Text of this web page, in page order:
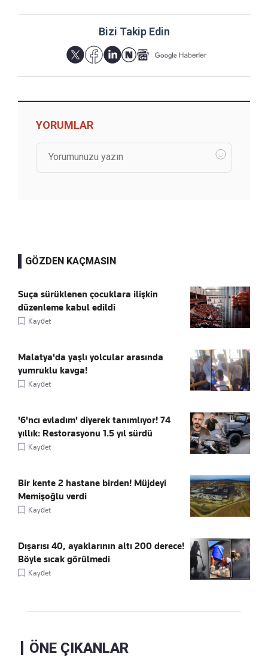
Bizi Takip Edin
YORUMLAR
GÖZDEN KAÇMASIN
Suça sürüklenen çocuklara ilişkin
düzenleme kabul edildi
Kaydet
Malatya'da yaşlı yolcular arasında
yumruklu kavga!
Kaydet
'6'ncı evladım' diyerek tanımlıyor! 74
yıllık: Restorasyonu 1.5 yıl sürdü
Kaydet
Bir kente 2 hastane birden! Müjdeyi
Memişoğlu verdi
Kaydet
Dışarısı 40, ayaklarının altı 200 derece!
Böyle sıcak görülmedi
Kaydet
ÖNE ÇIKANLAR